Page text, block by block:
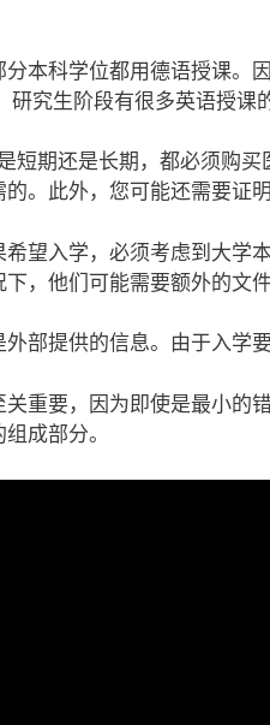
本科学位都用德语授课
究生阶段有很多英语授课
短期还是长期，都必须购
。此外，您可能还需要证
望入学，必须考虑到大学
，他们可能需要额外的文
部提供的信息。由于入学
重要，因为即使是最小的
成部分。